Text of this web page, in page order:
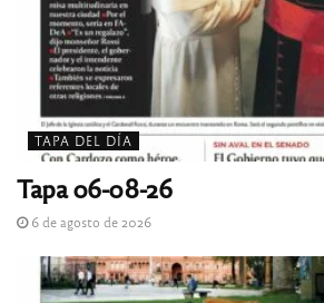
TAPA DEL DÍA
Tapa 06-08-26
6 de agosto de 2026